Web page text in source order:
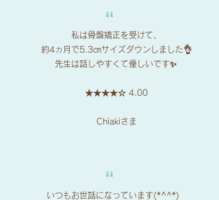
私は骨盤矯正を受けて、
約4ヵ月で5.3㎝サイズダウンしました👌
先生は話しやすくて優しいです✨
★★★★☆ 4.00
​Chiakiさま
​“
​“
いつもお世話になっています(*^^*)